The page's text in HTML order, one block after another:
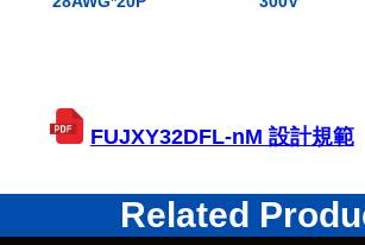
FUJXY32DFL-nM 設計規範
Related